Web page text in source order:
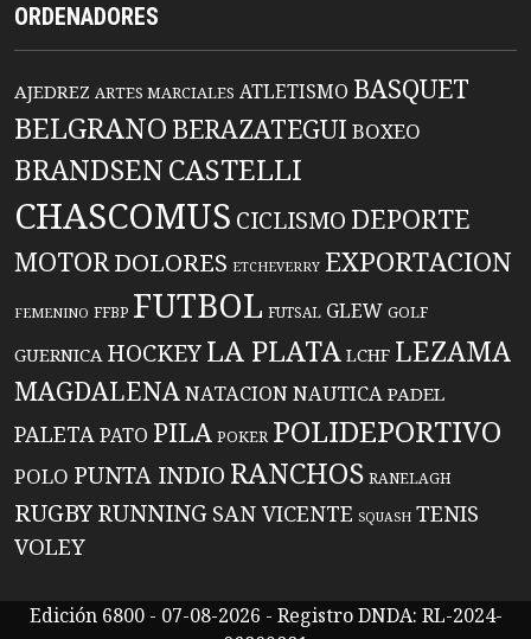
ORDENADORES
AJEDREZ ARTES MARCIALES ATLETISMO BASQUET
BELGRANO BERAZATEGUIBOXEO
BRANDSENCASTELLI
CHASCOMUS CICLISMO DEPORTE
MOTORDOLORES ETCHEVERRY EXPORTACION
FEMENINO FFBP FUTBOL FUTSAL GLEW GOLF
GUERNICA HOCKEYLA PLATA LCHF LEZAMA
MAGDALENANATACIONNAUTICA PADEL
PALETAPATO PILA POKER POLIDEPORTIVO
POLO PUNTA INDIO RANCHOS RANELAGH
RUGBYRUNNING SAN VICENTE SQUASH TENIS
VOLEY
Edición 6800 - 07-08-2026 - Registro DNDA: RL-2024-